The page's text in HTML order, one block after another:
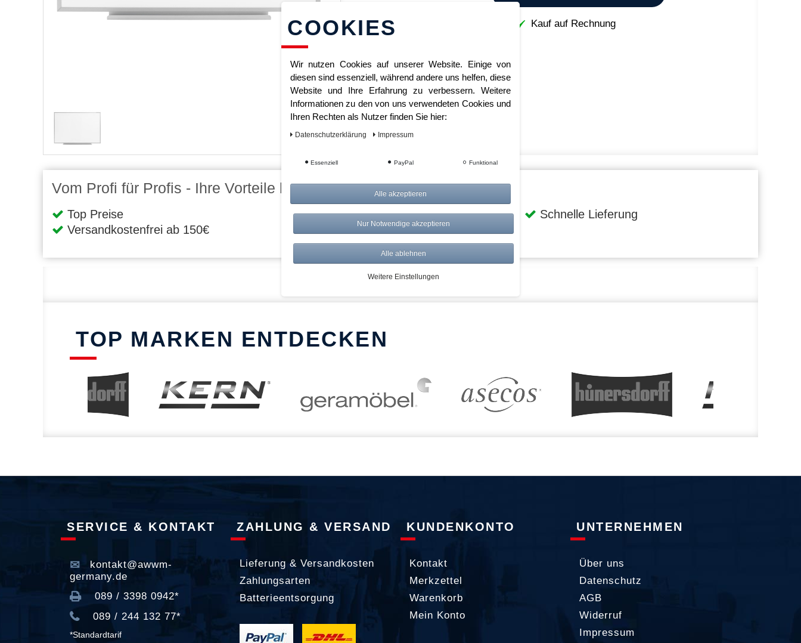
Sofort lieferbar Kauf auf Rechnung
Vom Profi für Profis - Ihre Vorteile bei AWWM:
Top Preise
Versandkostenfrei ab 150€
Risikolos: 14 Tage Rückgabe
Über 20.000 Artikel
Schnelle Lieferung
TOP MARKEN ENTDECKEN
SERVICE & KONTAKT
kontakt@awwm-
germany.de
089 / 3398 0942*
089 / 244 132 77*
*Standardtarif
ZAHLUNG & VERSAND
Lieferung & Versandkosten
Zahlungsarten
Batterieentsorgung
KUNDENKONTO
Kontakt
Merkzettel
Warenkorb
Mein Konto
UNTERNEHMEN
Über uns
Datenschutz
AGB
Widerruf
Impressum
COOKIES
Wir nutzen Cookies auf unserer Website. Einige von
diesen sind essenziell, während andere uns helfen, diese
Website und Ihre Erfahrung zu verbessern. Weitere
Informationen zu den von uns verwendeten Cookies und
Ihren Rechten als Nutzer finden Sie hier:
Daten­schutz­erklärung Impressum
Essenziell PayPal Funktional
Alle akzeptieren
Nur Notwendige akzeptieren
Alle ablehnen
Weitere Einstellungen